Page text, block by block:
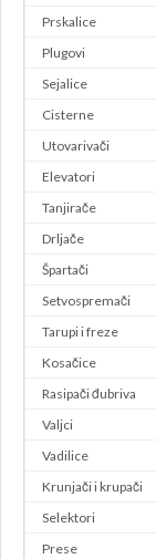
Prskalice
Plugovi
Sejalice
Cisterne
Utovarivači
Elevatori
Tanjirače
Drljače
Špartači
Setvospremači
Tarupi i freze
Kosačice
Rasipači đubriva
Valjci
Vadilice
Krunjači i krupači
Selektori
Prese